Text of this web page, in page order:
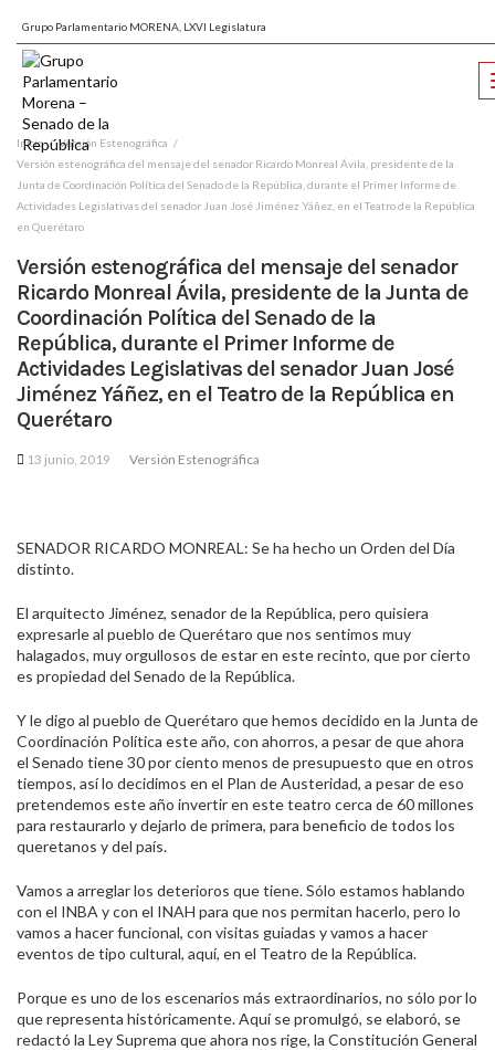
Grupo Parlamentario MORENA, LXVI Legislatura
Inicio
Versión Estenográfica
Versión estenográfica del mensaje del senador Ricardo Monreal Ávila, presidente de la
Junta de Coordinación Política del Senado de la República, durante el Primer Informe de
Actividades Legislativas del senador Juan José Jiménez Yáñez, en el Teatro de la República
en Querétaro
Versión estenográfica del mensaje del senador
Ricardo Monreal Ávila, presidente de la Junta de
Coordinación Política del Senado de la
República, durante el Primer Informe de
Actividades Legislativas del senador Juan José
Jiménez Yáñez, en el Teatro de la República en
Querétaro
13 junio, 2019 Versión Estenográfica
SENADOR RICARDO MONREAL: Se ha hecho un Orden del Día
distinto.
El arquitecto Jiménez, senador de la República, pero quisiera
expresarle al pueblo de Querétaro que nos sentimos muy
halagados, muy orgullosos de estar en este recinto, que por cierto
es propiedad del Senado de la República.
Y le digo al pueblo de Querétaro que hemos decidido en la Junta de
Coordinación Política este año, con ahorros, a pesar de que ahora
el Senado tiene 30 por ciento menos de presupuesto que en otros
tiempos, así lo decidimos en el Plan de Austeridad, a pesar de eso
pretendemos este año invertir en este teatro cerca de 60 millones
para restaurarlo y dejarlo de primera, para beneficio de todos los
queretanos y del país.
Vamos a arreglar los deterioros que tiene. Sólo estamos hablando
con el INBA y con el INAH para que nos permitan hacerlo, pero lo
vamos a hacer funcional, con visitas guiadas y vamos a hacer
eventos de tipo cultural, aquí, en el Teatro de la República.
Porque es uno de los escenarios más extraordinarios, no sólo por lo
que representa históricamente. Aquí se promulgó, se elaboró, se
redactó la Ley Suprema que ahora nos rige, la Constitución General